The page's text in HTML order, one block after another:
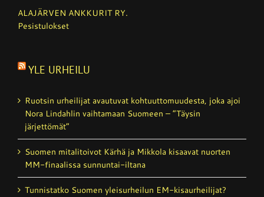
ALAJÄRVEN ANKKURIT RY.
Pesistulokset
YLE URHEILU
Ruotsin urheilijat avautuvat kohtuutto­muudesta, joka ajoi
Nora Lindahlin vaihtamaan Suomeen – ”Täysin
järjettömät”
Suomen mitalitoivot Kärhä ja Mikkola kisaavat nuorten
MM-finaalissa sunnuntai-iltana
Tunnistatko Suomen yleisurheilun EM-kisaurheilijat?